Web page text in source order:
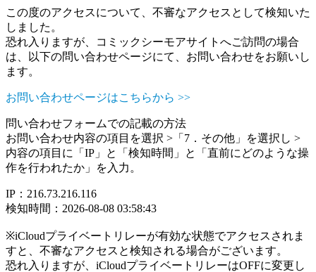
この度のアクセスについて、不審なアクセスとして検知いた
しました。
恐れ入りますが、コミックシーモアサイトへご訪問の場合
は、以下の問い合わせページにて、お問い合わせをお願いし
ます。
お問い合わせページはこちらから >>
問い合わせフォームでの記載の方法
お問い合わせ内容の項目を選択 >「7．その他」を選択し >
内容の項目に「IP」と「検知時間」と「直前にどのような操
作を行われたか」を入力。
IP：216.73.216.116
検知時間：2026-08-08 03:58:43
※iCloudプライベートリレーが有効な状態でアクセスされま
すと、不審なアクセスと検知される場合がございます。
恐れ入りますが、iCloudプライベートリレーはOFFに変更し